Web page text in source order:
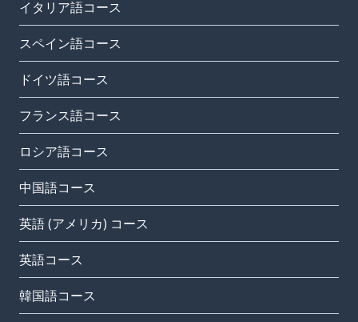
イタリア語コース
スペイン語コース
ドイツ語コース
フランス語コース
ロシア語コース
中国語コース
英語 (アメリカ) コース
英語コース
韓国語コース